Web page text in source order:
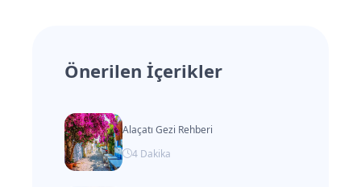
Önerilen İçerikler
Alaçatı Gezi Rehberi
4 Dakika